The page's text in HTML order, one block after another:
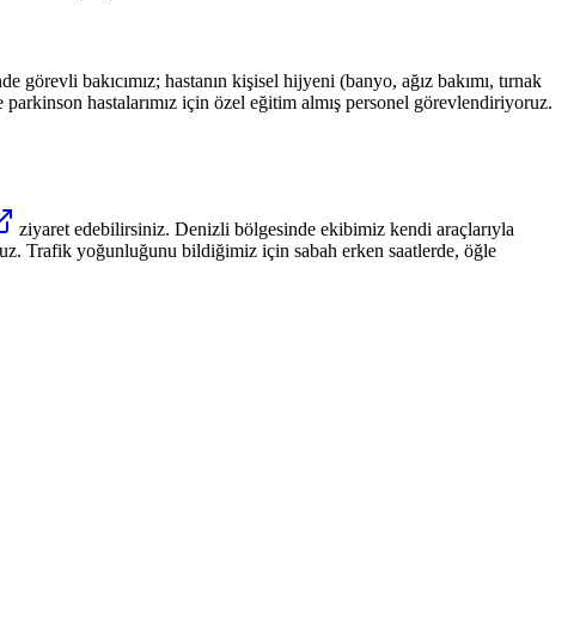
görevli bakıcımız; hastanın kişisel hijyeni (banyo, ağız bakımı, tırnak
hastalarımız için özel eğitim almış personel görevlendiriyoruz.
ziyaret edebilirsiniz. Denizli bölgesinde ekibimiz kendi araçlarıyla
Trafik yoğunluğunu bildiğimiz için sabah erken saatlerde, öğle